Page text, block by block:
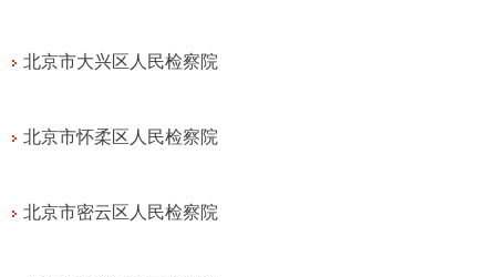
北京市大兴区人民检察院
北京市怀柔区人民检察院
北京市密云区人民检察院